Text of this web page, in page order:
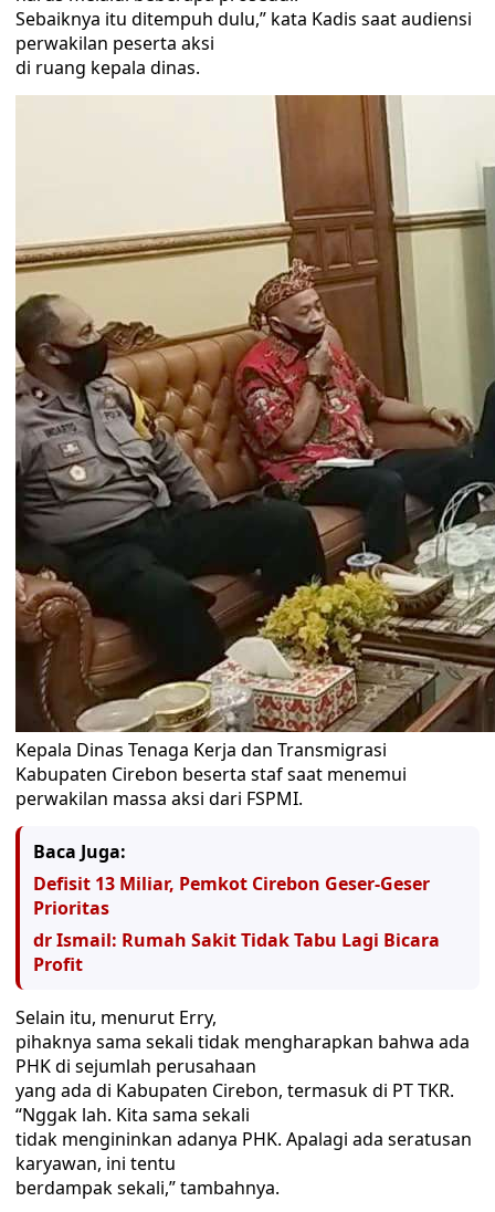
Sebaiknya itu ditempuh dulu,” kata Kadis saat audiensi
perwakilan peserta aksi
di ruang kepala dinas.
Kepala Dinas Tenaga Kerja dan Transmigrasi
Kabupaten Cirebon beserta staf saat menemui
perwakilan massa aksi dari FSPMI.
Baca Juga:
Defisit 13 Miliar, Pemkot Cirebon Geser-Geser
Prioritas
dr Ismail: Rumah Sakit Tidak Tabu Lagi Bicara
Profit
Selain itu, menurut Erry,
pihaknya sama sekali tidak mengharapkan bahwa ada
PHK di sejumlah perusahaan
yang ada di Kabupaten Cirebon, termasuk di PT TKR.
“Nggak lah. Kita sama sekali
tidak mengininkan adanya PHK. Apalagi ada seratusan
karyawan, ini tentu
berdampak sekali,” tambahnya.